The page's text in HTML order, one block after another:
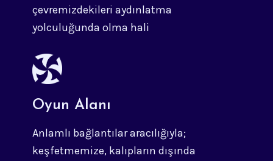
çevremizdekileri aydınlatma
yolculuğunda olma hali
Oyun Alanı
Anlamlı bağlantılar aracılığıyla;
keşfetmemize, kalıpların dışında